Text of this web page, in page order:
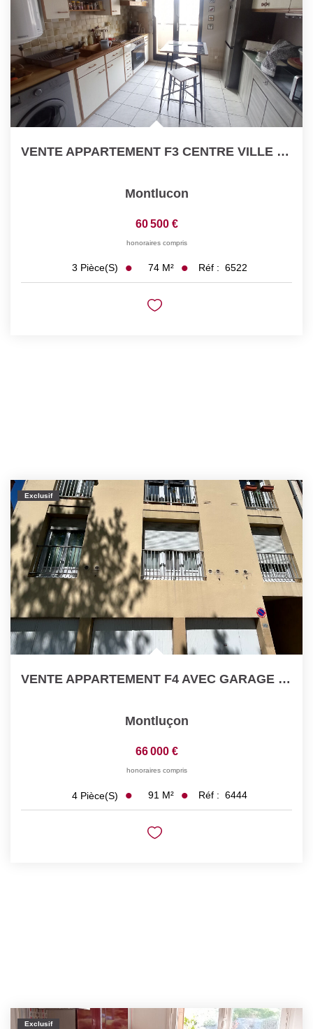
VENTE APPARTEMENT F3 CENTRE VILLE MONTLUCON
Montlucon
60 500 €
honoraires compris
3 Pièce(s) 74 M² Réf : 6522
Exclusif
VENTE APPARTEMENT F4 AVEC GARAGE ET PARKING PRIVATIF !!!...
Montluçon
66 000 €
honoraires compris
4 Pièce(s) 91 M² Réf : 6444
Exclusif